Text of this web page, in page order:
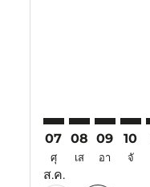
07
ศุ
ส.ค.
08
เส
09
อา
10
จั